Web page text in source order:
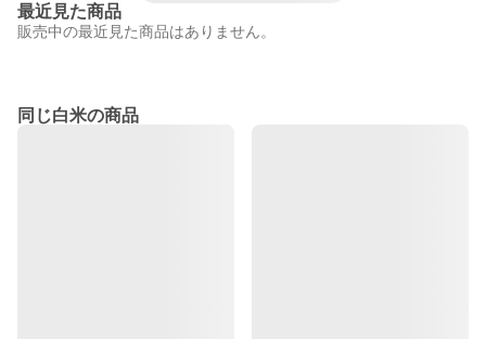
最近見た商品
販売中の最近見た商品はありません。
同じ白米の商品